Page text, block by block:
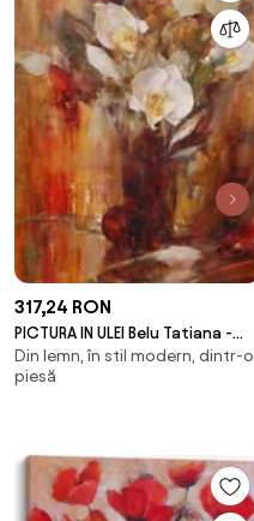
317,24 RON
PICTURA IN ULEI Belu Tatiana -
FLORAL - BT-35
Din lemn, în stil modern, dintr-o
piesă